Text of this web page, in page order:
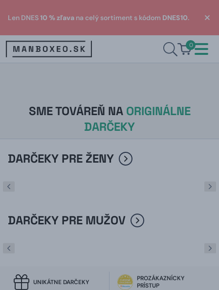
Len DNES10 % zľava na celý sortiment s kódom DNES10.
0
SME TOVÁREŇ NA ORIGINÁLNE
DARČEKY
DARČEKY PRE ŽENY
DARČEKY PRE MUŽOV
UNIKÁTNE DARČEKY
PROZÁKAZNÍCKY
PRÍSTUP